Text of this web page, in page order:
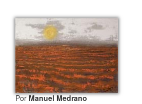
PorManuel Medrano